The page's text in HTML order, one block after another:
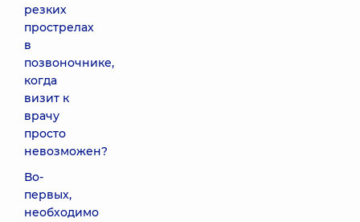
резких
прострелах
в
позвоночнике,
когда
визит к
врачу
просто
невозможен?
Во-
первых,
необходимо